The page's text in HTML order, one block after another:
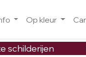
Op kleur
schilderijen